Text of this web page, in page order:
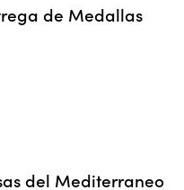
de Medallas
del Mediterraneo